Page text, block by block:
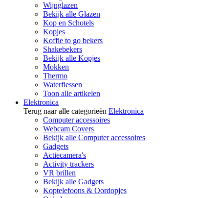
Wijnglazen
Bekijk alle Glazen
Kop en Schotels
Kopjes
Koffie to go bekers
Shakebekers
Bekijk alle Kopjes
Mokken
Thermo
Waterflessen
Toon alle artikelen
Elektronica
Terug naar alle categorieën Elektronica
Computer accessoires
Webcam Covers
Bekijk alle Computer accessoires
Gadgets
Actiecamera's
Activity trackers
VR brillen
Bekijk alle Gadgets
Koptelefoons & Oordopjes